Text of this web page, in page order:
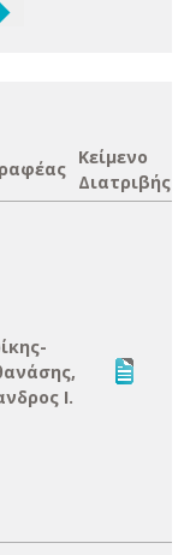
Κείμενο
Διατριβής
Ι.